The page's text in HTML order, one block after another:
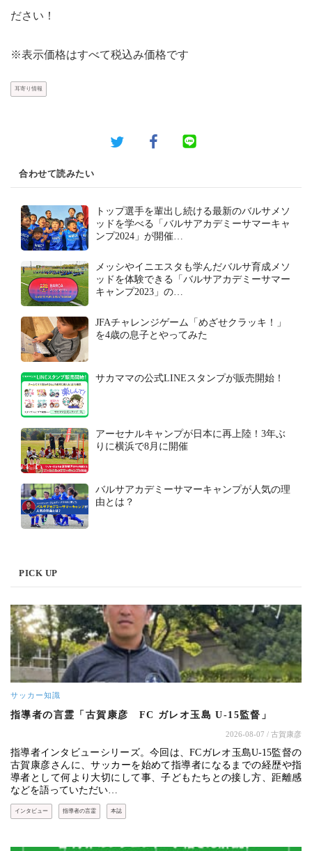
ださい！
※表示価格はすべて税込み価格です
耳寄り情報
合わせて読みたい
トップ選手を輩出し続ける最新のバルサメソ
ッドを学べる「バルサアカデミーサマーキャ
ンプ2024」が開催…
メッシやイニエスタも学んだバルサ育成メソ
ッドを体験できる「バルサアカデミーサマー
キャンプ2023」の…
JFAチャレンジゲーム「めざせクラッキ！」
を4歳の息子とやってみた
サカママの公式LINEスタンプが販売開始！
アーセナルキャンプが日本に再上陸！3年ぶ
りに横浜で8月に開催
バルサアカデミーサマーキャンプが人気の理
由とは？
PICK UP
サッカー知識
指導者の言霊「古賀康彦 FC ガレオ玉島 U-15監督」
2026-08-07 / 古賀康彦
指導者インタビューシリーズ。今回は、FCガレオ玉島U-15監督の
古賀康彦さんに、サッカーを始めて指導者になるまでの経歴や指
導者として何より大切にして事、子どもたちとの接し方、距離感
などを語っていただい…
インタビュー 指導者の言霊 本誌